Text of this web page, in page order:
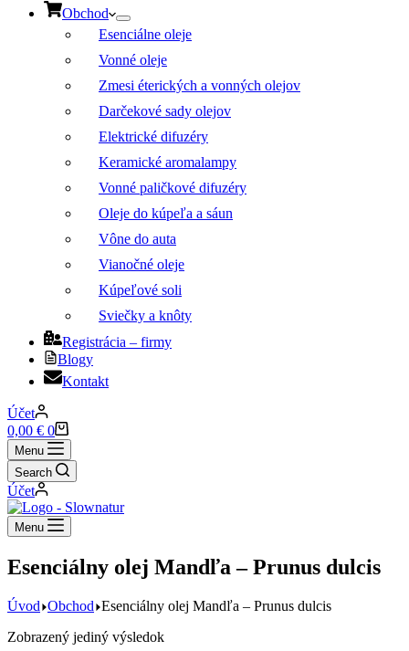
Obchod
Esenciálne oleje
Vonné oleje
Zmesi éterických a vonných olejov
Darčekové sady olejov
Elektrické difuzéry
Keramické aromalampy
Vonné paličkové difuzéry
Oleje do kúpeľa a sáun
Vône do auta
Vianočné oleje
Kúpeľové soli
Sviečky a knôty
Registrácia – firmy
Blogy
Kontakt
Účet
Nákupný
košík
0,00 € 0
Menu
Search
Účet
Menu
Esenciálny olej Mandľa – Prunus dulcis
Úvod Obchod Esenciálny olej Mandľa – Prunus dulcis
Zobrazený jediný výsledok